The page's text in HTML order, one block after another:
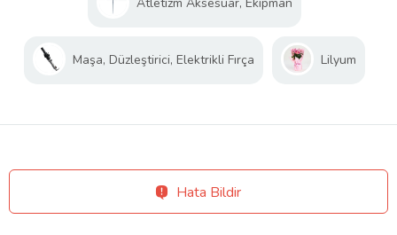
Atletizm Aksesuar, Ekipman
Maşa, Düzleştirici, Elektrikli Fırça Lilyum
Hata Bildir